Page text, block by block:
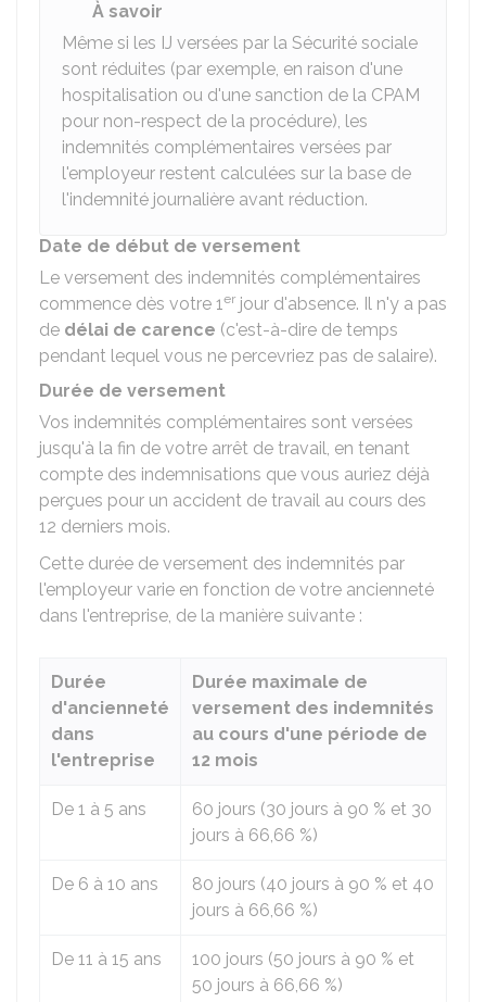
À savoir
Même si les IJ versées par la Sécurité sociale
sont réduites (par exemple, en raison d'une
hospitalisation ou d'une sanction de la CPAM
pour non-respect de la procédure), les
indemnités complémentaires versées par
l'employeur restent calculées sur la base de
l'indemnité journalière avant réduction.
Date de début de versement
Le versement des indemnités complémentaires
commence dès votre 1er jour d'absence. Il n'y a pas
de délai de carence (c'est-à-dire de temps
pendant lequel vous ne percevriez pas de salaire).
Durée de versement
Vos indemnités complémentaires sont versées
jusqu'à la fin de votre arrêt de travail, en tenant
compte des indemnisations que vous auriez déjà
perçues pour un accident de travail au cours des
12 derniers mois.
Cette durée de versement des indemnités par
l'employeur varie en fonction de votre ancienneté
dans l'entreprise, de la manière suivante :
Durée
d'ancienneté
dans
l'entreprise
Durée maximale de
versement des indemnités
au cours d'une période de
12 mois
De 1 à 5 ans 60 jours (30 jours à 90 % et 30
jours à 66,66 %)
De 6 à 10 ans 80 jours (40 jours à 90 % et 40
jours à 66,66 %)
De 11 à 15 ans 100 jours (50 jours à 90 % et
50 jours à 66,66 %)